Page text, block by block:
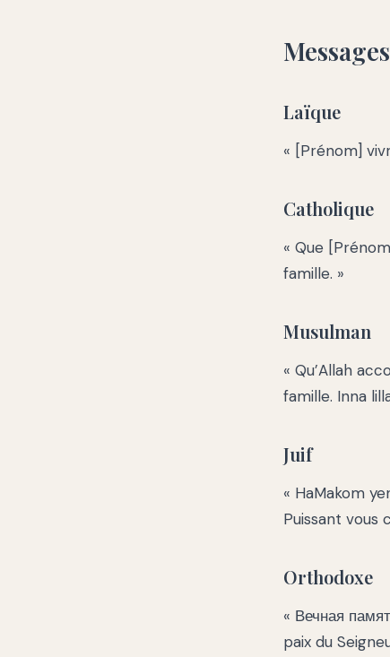
Laïque
« [Prénom]
Catholique
« Que
famille. »
Musulman
« Qu’Allah
famille. Inna
Juif
« HaMakom
Puissant vous
Orthodoxe
« Вечная
paix du